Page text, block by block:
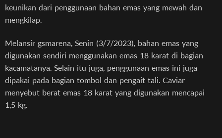
keunikan dari penggunaan bahan emas yang mewah dan
mengkilap.
Melansir gsmarena, Senin (3/7/2023), bahan emas yang
digunakan sendiri menggunakan emas 18 karat di bagian
kacamatanya. Selain itu juga, penggunaan emas ini juga
dipakai pada bagian tombol dan pengait tali. Caviar
menyebut berat emas 18 karat yang digunakan mencapai
1,5 kg.